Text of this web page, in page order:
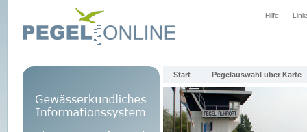
Hilfe
Start Pegelauswahl über Karte